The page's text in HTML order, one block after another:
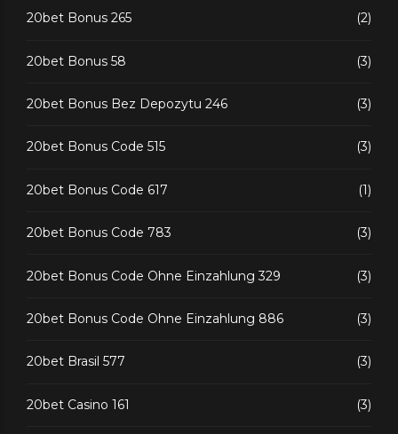
20bet Bonus 265 (2)
20bet Bonus 58 (3)
20bet Bonus Bez Depozytu 246 (3)
20bet Bonus Code 515 (3)
20bet Bonus Code 617 (1)
20bet Bonus Code 783 (3)
20bet Bonus Code Ohne Einzahlung 329 (3)
20bet Bonus Code Ohne Einzahlung 886 (3)
20bet Brasil 577 (3)
20bet Casino 161 (3)